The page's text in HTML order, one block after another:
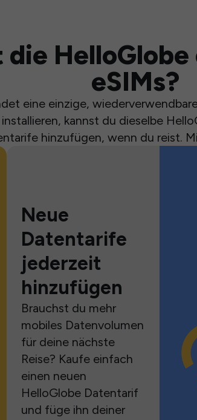
HelloGlobe
eSIMs?
eine einzige,
kannst du dieselbe
hinzufügen, wenn du reist.
Neue
Datentarife
jederzeit
hinzufügen
Brauchst du mehr
mobiles Datenvolumen
für deine nächste
Reise? Kaufe einfach
einen neuen
HelloGlobe Datentarif
und füge ihn deiner